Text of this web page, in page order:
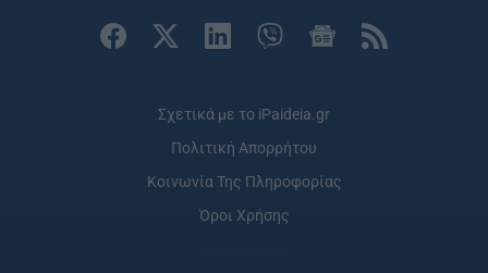
Σχετικά με το iPaideia.gr
Πολιτική Απορρήτου
Κοινωνία Της Πληροφορίας
Όροι Χρήσης